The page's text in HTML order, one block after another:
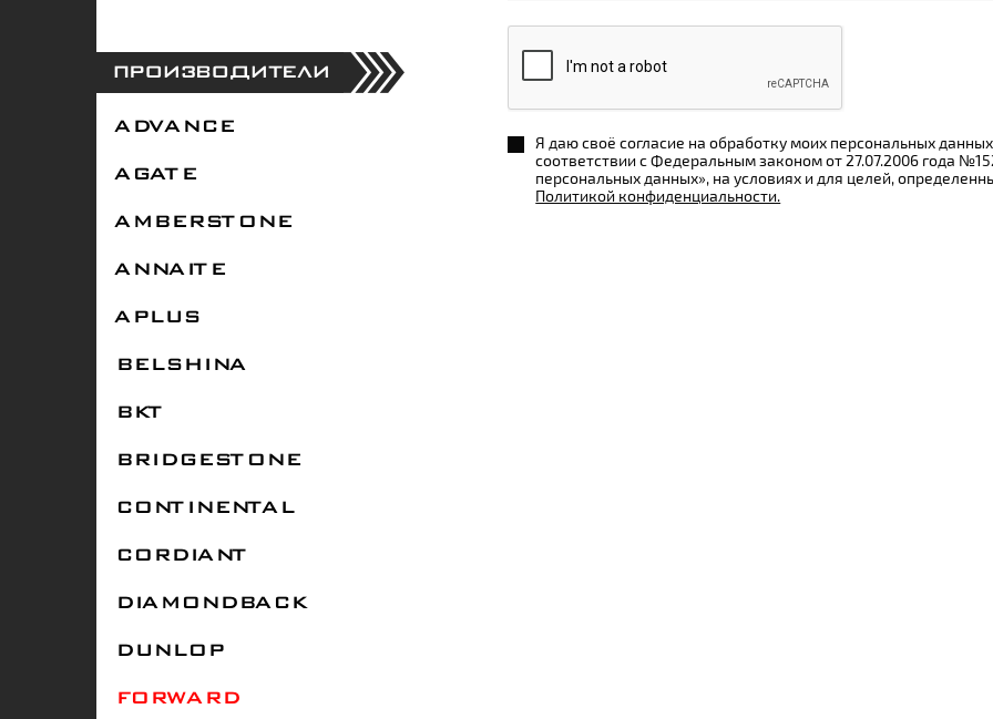
ПРОИЗВОДИТЕЛИ
ADVANCE
AGATE
AMBERSTONE
ANNAITE
APLUS
BELSHINA
BKT
BRIDGESTONE
CONTINENTAL
CORDIANT
DIAMONDBACK
DUNLOP
FORWARD
Я даю своё согласие на обработку моих персональных
соответствии с Федеральным законом от 27.07.2006 года
персональных данных», на условиях и для целей,
Политикой конфиденциальности.